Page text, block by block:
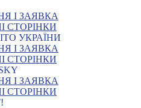
І ЗАЯВКА
СТОРІНКИ
УКРАЇНИ
І ЗАЯВКА
СТОРІНКИ
І ЗАЯВКА
СТОРІНКИ